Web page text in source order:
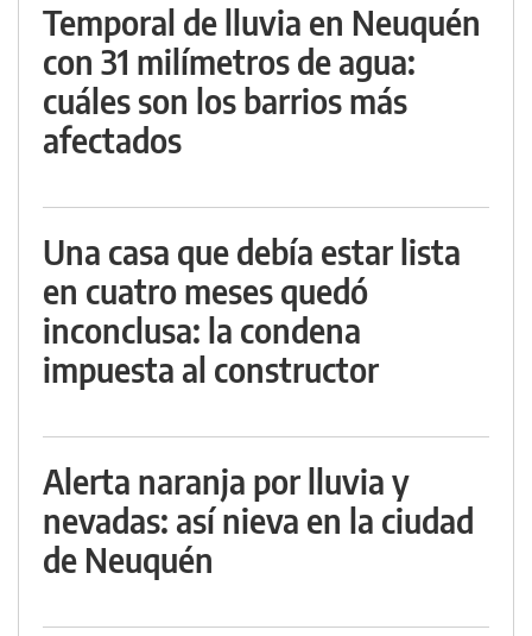
Temporal de lluvia en Neuquén
con 31 milímetros de agua:
cuáles son los barrios más
afectados
Una casa que debía estar lista
en cuatro meses quedó
inconclusa: la condena
impuesta al constructor
Alerta naranja por lluvia y
nevadas: así nieva en la ciudad
de Neuquén